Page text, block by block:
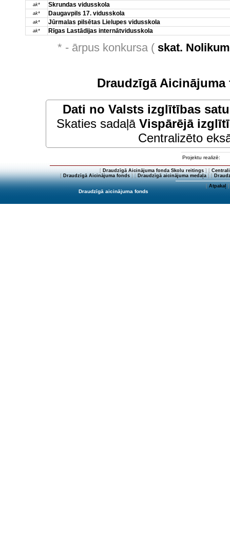
ak* Skrundas vidusskola
ak* Daugavpils 17. vidusskola
ak* Jūrmalas pilsētas Lielupes vidusskola
ak* Rīgas Lastādijas internātvidusskola
* - ārpus konkursa ( skat.
Draudzīgā
Dati no Valsts izglītības
Skaties sadaļā Vispārējā
Centralizēto
Projektu realizē:
[ Draudzīgā Aicinājuma fonda Skolu reitings] [
[Draudzīgā Aicinājuma fonds] [Draudzīgā aicinājuma medaļa] [
[Atpakaļ]
Draudzīgā aicinājuma fonds